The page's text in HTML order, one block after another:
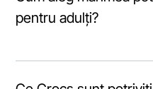
pentru adulți?